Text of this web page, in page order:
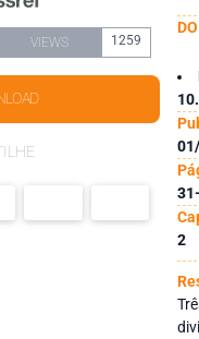
VIEWS 1259
2